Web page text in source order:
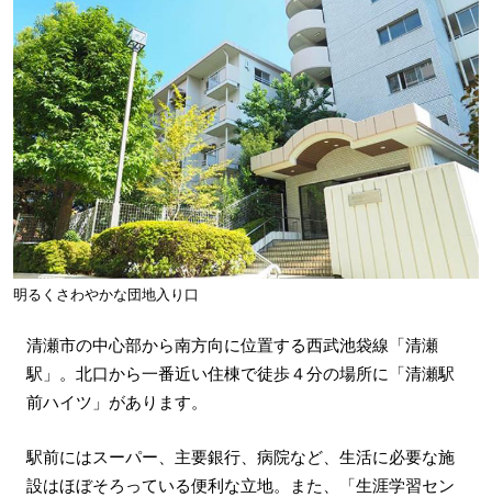
明るくさわやかな団地入り口
清瀬市の中心部から南方向に位置する西武池袋線「清瀬
駅」。北口から一番近い住棟で徒歩４分の場所に「清瀬駅
前ハイツ」があります。
駅前にはスーパー、主要銀行、病院など、生活に必要な施
設はほぼそろっている便利な立地。また、「生涯学習セン